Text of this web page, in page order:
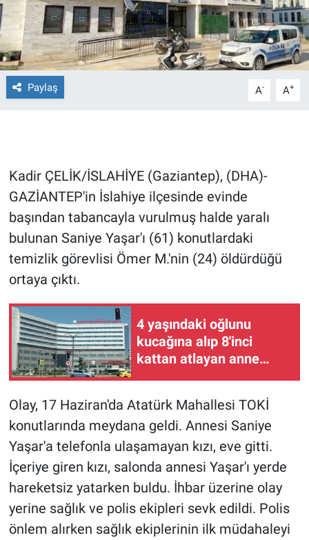
Paylaş A- A+
Kadir ÇELİK/İSLAHİYE (Gaziantep), (DHA)-
GAZİANTEP'in İslahiye ilçesinde evinde
başından tabancayla vurulmuş halde yaralı
bulunan Saniye Yaşar'ı (61) konutlardaki
temizlik görevlisi Ömer M.'nin (24) öldürdüğü
ortaya çıktı.
4 yaşındaki oğlunu
kucağına alıp 8'inci
kattan atlayan anne
Olay, 17 Haziran'da Atatürk Mahallesi TOKİ
konutlarında meydana geldi. Annesi Saniye
Yaşar'a telefonla ulaşamayan kızı, eve gitti.
İçeriye giren kızı, salonda annesi Yaşar'ı yerde
hareketsiz yatarken buldu. İhbar üzerine olay
yerine sağlık ve polis ekipleri sevk edildi. Polis
önlem alırken sağlık ekiplerinin ilk müdahaleyi
Ekonomi
Forum
Gerçeğin İzinde
Gün Bitiyor
Gün Ortası
Gündem Özel
Günün görüntüsü
Haber
İlan
Kimdir
Koronavirüs
Kültür Sanat
Ne demişti
Nedir